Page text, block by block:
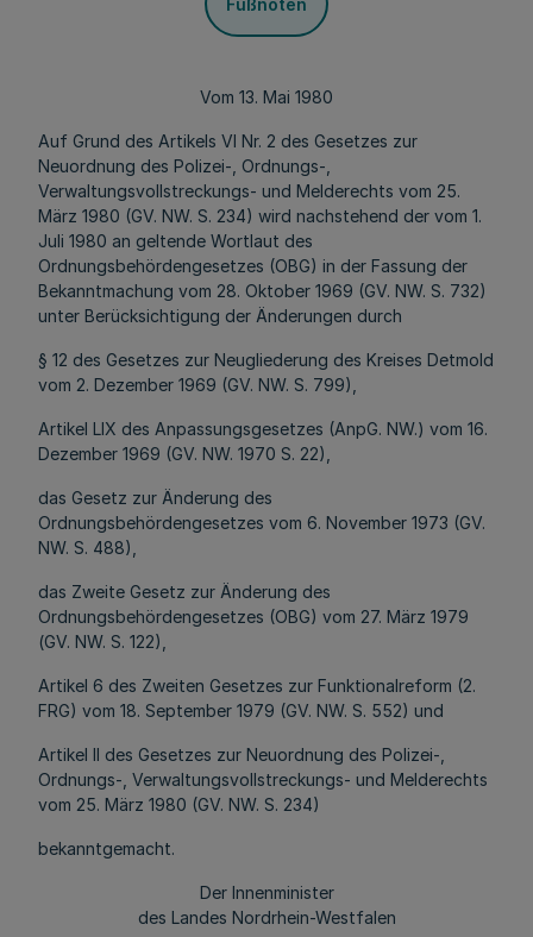
Vom 13. Mai 1980
Auf Grund des Artikels VI Nr. 2 des Gesetzes zur
Neuordnung des Polizei-, Ordnungs-,
Verwaltungsvollstreckungs- und Melderechts vom 25.
März 1980 (GV. NW. S. 234) wird nachstehend der vom 1.
Juli 1980 an geltende Wortlaut des
Ordnungsbehördengesetzes (OBG) in der Fassung der
Bekanntmachung vom 28. Oktober 1969 (GV. NW. S. 732)
unter Berücksichtigung der Änderungen durch
§ 12 des Gesetzes zur Neugliederung des Kreises Detmold
vom 2. Dezember 1969 (GV. NW. S. 799),
Artikel LIX des Anpassungsgesetzes (AnpG. NW.) vom 16.
Dezember 1969 (GV. NW. 1970 S. 22),
das Gesetz zur Änderung des
Ordnungsbehördengesetzes vom 6. November 1973 (GV.
NW. S. 488),
das Zweite Gesetz zur Änderung des
Ordnungsbehördengesetzes (OBG) vom 27. März 1979
(GV. NW. S. 122),
Artikel 6 des Zweiten Gesetzes zur Funktionalreform (2.
FRG) vom 18. September 1979 (GV. NW. S. 552) und
Artikel II des Gesetzes zur Neuordnung des Polizei-,
Ordnungs-, Verwaltungsvollstreckungs- und Melderechts
vom 25. März 1980 (GV. NW. S. 234)
bekanntgemacht.
Der Innenminister
des Landes Nordrhein-Westfalen